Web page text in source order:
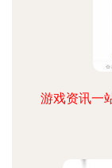
游戏资讯一